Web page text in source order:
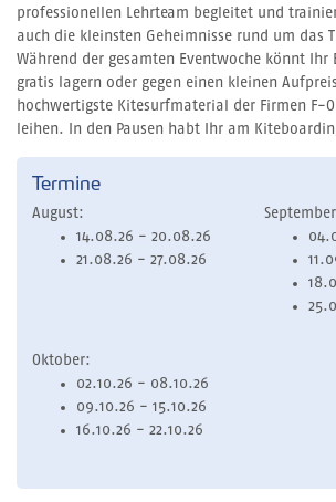
professionellen Lehrteam begleitet und
auch die kleinsten Geheimnisse rund um das
Während der gesamten Eventwoche könnt Ihr
gratis lagern oder gegen einen kleinen
hochwertigste Kitesurfmaterial der Firmen F-
leihen. In den Pausen habt Ihr am
Termine
August:
14.08.26 - 20.08.26
21.08.26 - 27.08.26
Oktober:
02.10.26 - 08.10.26
09.10.26 - 15.10.26
16.10.26 - 22.10.26